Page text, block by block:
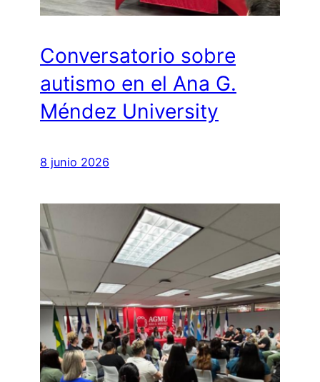
Conversatorio sobre
autismo en el Ana G.
Méndez University
8 junio 2026